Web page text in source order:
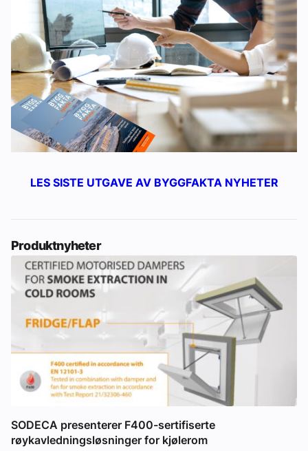
LES SISTE UTGAVE AV BYGGFAKTA NYHETER
Produktnyheter
SODECA presenterer F400-sertifiserte
røykavledningsløsninger for kjølerom